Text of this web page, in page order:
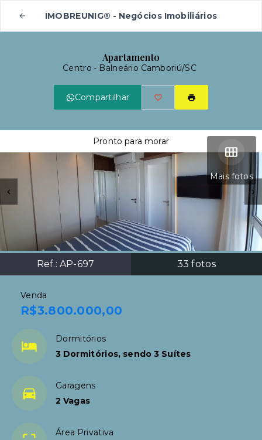
IMOBREUNIG® - Negócios Imobiliários
Apartamento
Centro - Balneário Camboriú/SC
Compartilhar
Mais fotos
Ref.: AP-697 33 fotos
Pronto para morar
Venda
R$3.800.000,00
Dormitórios
3 Dormitórios, sendo 3 Suítes
Garagens
2 Vagas
Área Privativa